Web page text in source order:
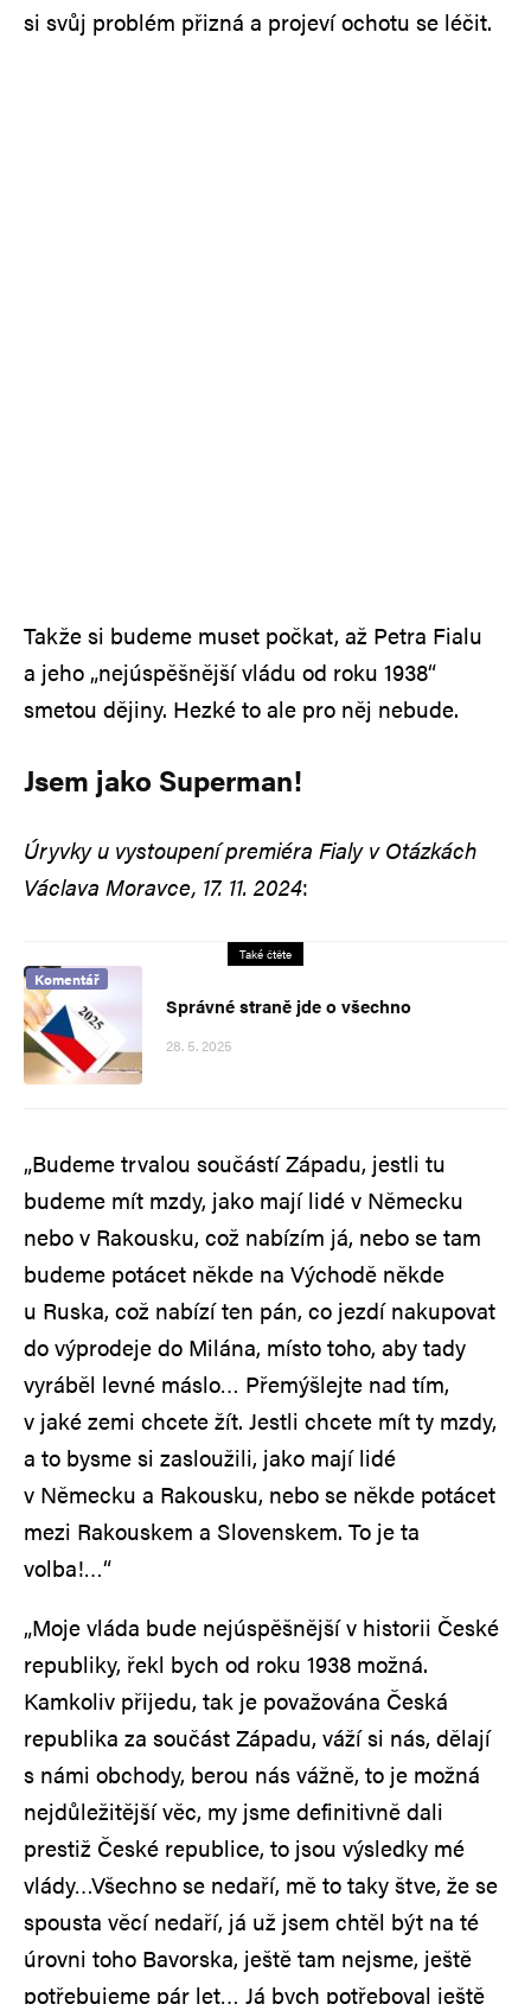
si svůj problém přizná a projeví ochotu se léčit.
Takže si budeme muset počkat, až Petra Fialu
a jeho „nejúspěšnější vládu od roku 1938“
smetou dějiny. Hezké to ale pro něj nebude.
Jsem jako Superman!
Úryvky u vystoupení premiéra Fialy v Otázkách
Václava Moravce, 17. 11. 2024:
Také čtěte
Komentář
Správné straně jde o všechno
28. 5. 2025
„Budeme trvalou součástí Západu, jestli tu
budeme mít mzdy, jako mají lidé v Německu
nebo v Rakousku, což nabízím já, nebo se tam
budeme potácet někde na Východě někde
u Ruska, což nabízí ten pán, co jezdí nakupovat
do výprodeje do Milána, místo toho, aby tady
vyráběl levné máslo… Přemýšlejte nad tím,
v jaké zemi chcete žít. Jestli chcete mít ty mzdy,
a to bysme si zasloužili, jako mají lidé
v Německu a Rakousku, nebo se někde potácet
mezi Rakouskem a Slovenskem. To je ta
volba!…“
„Moje vláda bude nejúspěšnější v historii České
republiky, řekl bych od roku 1938 možná.
Kamkoliv přijedu, tak je považována Česká
republika za součást Západu, váží si nás, dělají
s námi obchody, berou nás vážně, to je možná
nejdůležitější věc, my jsme definitivně dali
prestiž České republice, to jsou výsledky mé
vlády…Všechno se nedaří, mě to taky štve, že se
spousta věcí nedaří, já už jsem chtěl být na té
úrovni toho Bavorska, ještě tam nejsme, ještě
potřebujeme pár let… Já bych potřeboval ještě